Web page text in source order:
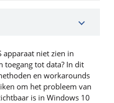
apparaat niet zien in
toegang tot data? In dit
en workarounds
om het probleem van
is in Windows 10